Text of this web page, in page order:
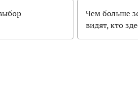
Чем больше
видят, кто